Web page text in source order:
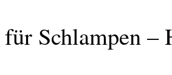
Schlampen